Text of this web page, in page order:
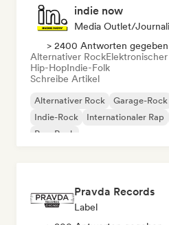
indie now
Media Outlet/
> 2400 Antworten gegeben
Alternativer Rock
Hip-HopIndie-Folk
Schreibe Artikel
Alternativer Rock Garage-Rock
Indie-Rock
Internationaler Rap
Pop-Rock
Pravda Records
Label